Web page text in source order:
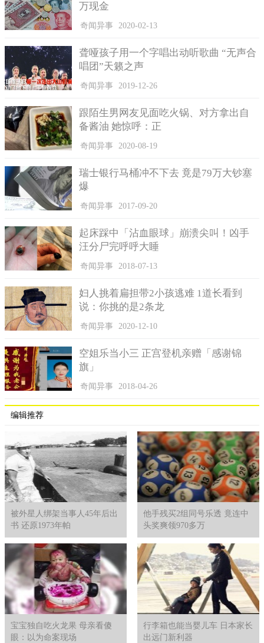
时至今日除了以梦周公、找周公来形容打瞌睡或睡觉。在台
湾年轻人也会称周公online或周公线上让这俗话跟着与时俱进。
《论语．述而》篇子曰：甚矣吾衰也！久矣吾不复梦见周公。成
了梦周公由来。
万现金
奇闻异事 2020-02-13
聋哑孩子用一个字唱出动听歌曲 “无声合
唱团”天籁之声
奇闻异事 2019-12-26
跟陌生男网友见面吃火锅、对方拿出自
备酱油 她惊呼：正
奇闻异事 2020-08-19
瑞士银行马桶冲不下去 竟是79万大钞塞
爆
奇闻异事 2017-09-20
起床踩中「沾血眼球」崩溃尖叫！凶手
汪分尸完呼呼大睡
奇闻异事 2018-07-13
妇人挑着扁担带2小孩逃难 1道长看到
说：你挑的是2条龙
奇闻异事 2020-12-10
空姐乐当小三 正宫登机亲赠「感谢锦
旗」
奇闻异事 2018-04-26
编辑推荐
被外星人绑架当事人45年后出
书 还原1973年帕
他手残买2组同号乐透 竟连中
头奖爽领970多万
宝宝独自吃火龙果 母亲看傻
眼：以为命案现场
行李箱也能当婴儿车 日本家长
出远门新利器